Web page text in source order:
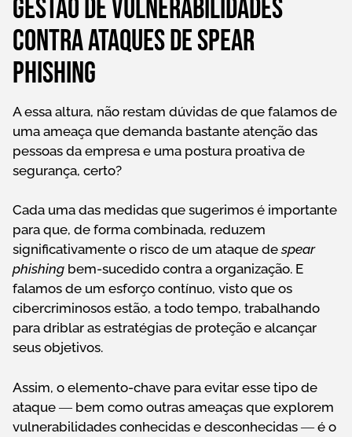
Gestão de vulnerabilidades
contra ataques de spear
phishing
A essa altura, não restam dúvidas de que falamos de
uma ameaça que demanda bastante atenção das
pessoas da empresa e uma postura proativa de
segurança, certo?
Cada uma das medidas que sugerimos é importante
para que, de forma combinada, reduzem
significativamente o risco de um ataque despear
phishing bem-sucedido contra a organização. E
falamos de um esforço contínuo, visto que os
cibercriminosos estão, a todo tempo, trabalhando
para driblar as estratégias de proteção e alcançar
seus objetivos.
Assim, o elemento-chave para evitar esse tipo de
ataque ― bem como outras ameaças que explorem
vulnerabilidades conhecidas e desconhecidas ― é o